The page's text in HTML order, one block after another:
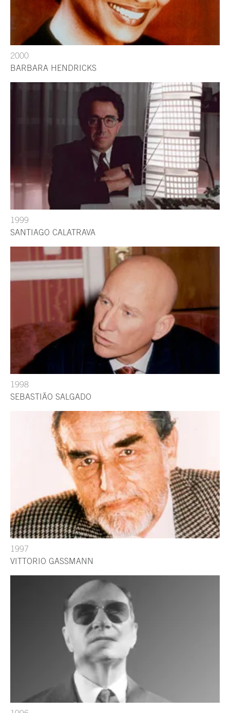
2000
BARBARA HENDRICKS
1999
SANTIAGO CALATRAVA
1998
SEBASTIÃO SALGADO
1997
VITTORIO GASSMANN